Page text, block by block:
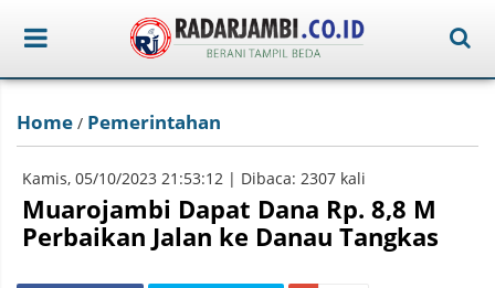
Home / Pemerintahan
Kamis, 05/10/2023 21:53:12 | Dibaca: 2307 kali
Muarojambi Dapat Dana Rp. 8,8 M
Perbaikan Jalan ke Danau Tangkas